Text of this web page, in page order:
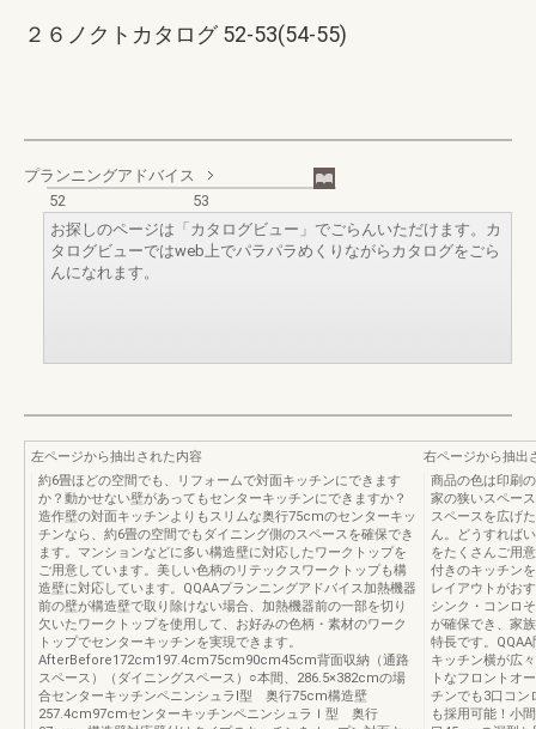
２６ノクトカタログ 52-53(54-55)
プランニングアドバイス
52
53
お探しのページは「カタログビュー」でごらんいただけます。カ
タログビューではweb上でパラパラめくりながらカタログをごら
んになれます。
左ページから抽出された内容
約6畳ほどの空間でも、リフォームで対面キッチンにできます
か？動かせない壁があってもセンターキッチンにできますか？
造作壁の対面キッチンよりもスリムな奥行75cmのセンターキッ
チンなら、約6畳の空間でもダイニング側のスペースを確保でき
ます。マンションなどに多い構造壁に対応したワークトップを
ご用意しています。美しい色柄のリテックスワークトップも構
造壁に対応しています。QQAAプランニングアドバイス加熱機器
前の壁が構造壁で取り除けない場合、加熱機器前の一部を切り
欠いたワークトップを使用して、お好みの色柄・素材のワーク
トップでセンターキッチンを実現できます。
AfterBefore172cm197.4cm75cm90cm45cm背面収納（通路
スペース）（ダイニングスペース）○本間、286.5×382cmの場
合センターキッチンペニンシュラⅠ型 奥行75cm構造壁
257.4cm97cmセンターキッチンペニンシュラＩ型 奥行
右ページから抽出
商品の色は印刷
家の狭いスペー
スペースを広げ
ん。どうすれば
をたくさんご用
付きのキッチン
レイアウトがお
シンク・コンロ
が確保でき、家
特長です。
キッチン横が広
トなフロントオ
チンでも3口コン
も採用可能！小